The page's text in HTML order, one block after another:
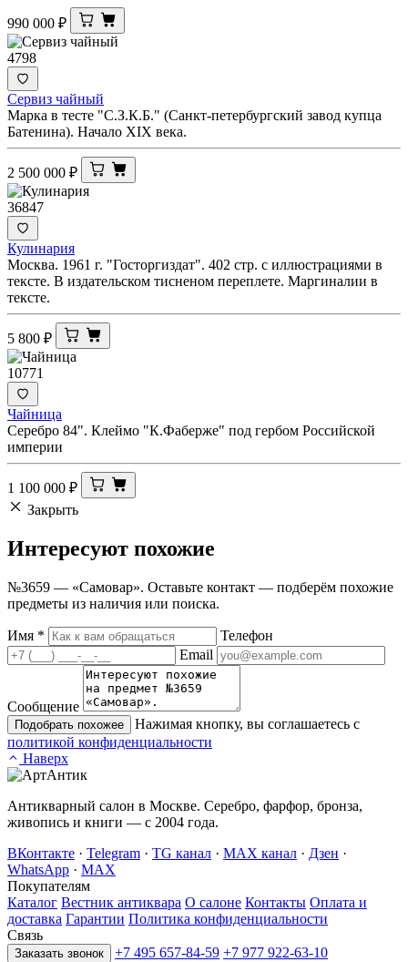
990 000 ₽
4798
Сервиз чайный
Марка в тесте "С.З.К.Б." (Санкт-петербургский завод купца
Батенина). Начало XIX века.
2 500 000 ₽
36847
Кулинария
Москва. 1961 г. "Госторгиздат". 402 стр. с иллюстрациями в
тексте. В издательском тисненом переплете. Маргиналии в
тексте.
5 800 ₽
10771
Чайница
Серебро 84". Клеймо "К.Фаберже" под гербом Российской
империи
1 100 000 ₽
Закрыть
Интересуют похожие
№3659 — «Самовар». Оставьте контакт — подберём похожие
предметы из наличия или поиска.
Имя *
Телефон
Email
Сообщение
Подобрать похожее
Нажимая кнопку, вы соглашаетесь с
политикой конфиденциальности
Наверх
Антикварный салон в Москве. Серебро, фарфор, бронза,
живопись и книги — с 2004 года.
ВКонтакте · Telegram · TG канал · MAX канал · Дзен ·
WhatsApp · MAX
Покупателям
Каталог Вестник антиквара О салоне Контакты Оплата и
доставка Гарантии Политика конфиденциальности
Связь
Заказать звонок +7 495 657-84-59 +7 977 922-63-10